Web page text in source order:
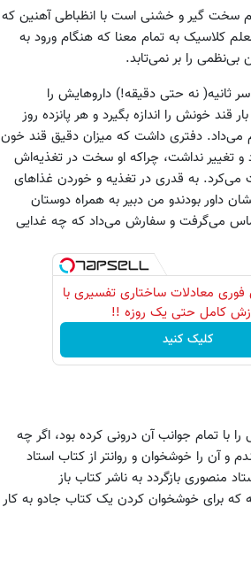
سخت گیر و خشنی است با انظباطی آهنین که
کلاسیک به تمام معنا که هنگام ورود به
را بر نمی‌تابد.
ثانیه( نه حتی دقیقه!) داروهایش را
خونش را اندازه بگیرد و هر پانزده روز
می‌داد. دفتری داشت که میزان دقیق قند خون
و تغییر نداشت، چراکه او سخت در تغذیه‌اش
می‌کرد. به قدری در تغذیه و خوردن غذاهای
داور بودندو من دبیر به همراه دوستان
می‌گرفت و سفارش می‌داد که چه غدایی
فوری معادلات ساختاری تفسیری با
کامل حتی یک روزه !!
کلیک کنید
با تمام جوانب آن درونی کرده بود، اگر چه
و آن را خوشخوان و روانتر از کتاب استاد
منصوری بازگردد به ناشر کتاب باز
که برای خوشخوان کردن یک کتاب جادو به کار
ثبت درخواست